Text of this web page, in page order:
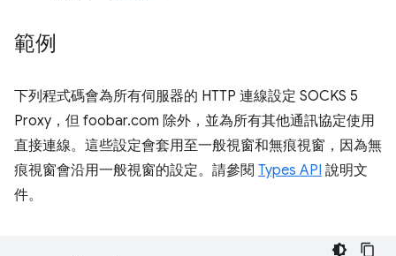
範例
下列程式碼會為所有伺服器的 HTTP 連線設定 SOCKS 5
Proxy，但 foobar.com 除外，並為所有其他通訊協定使用
直接連線。這些設定會套用至一般視窗和無痕視窗，因為無
痕視窗會沿用一般視窗的設定。請參閱 Types API 說明文
件。